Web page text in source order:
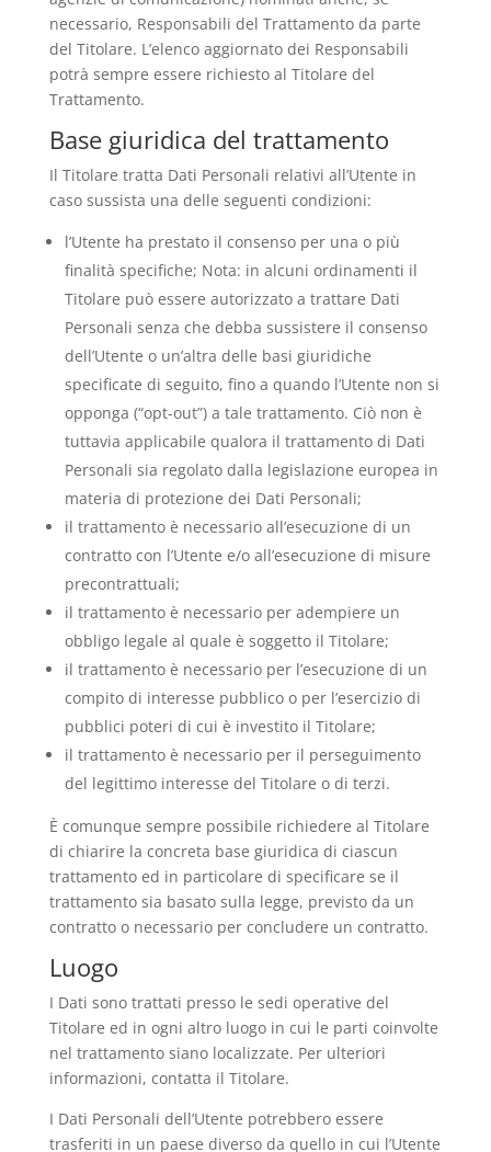
necessario, Responsabili del Trattamento da parte
del Titolare. L’elenco aggiornato dei Responsabili
potrà sempre essere richiesto al Titolare del
Trattamento.
Base giuridica del trattamento
Il Titolare tratta Dati Personali relativi all’Utente in
caso sussista una delle seguenti condizioni:
l’Utente ha prestato il consenso per una o più
finalità specifiche; Nota: in alcuni ordinamenti il
Titolare può essere autorizzato a trattare Dati
Personali senza che debba sussistere il consenso
dell’Utente o un’altra delle basi giuridiche
specificate di seguito, fino a quando l’Utente non si
opponga (“opt-out”) a tale trattamento. Ciò non è
tuttavia applicabile qualora il trattamento di Dati
Personali sia regolato dalla legislazione europea in
materia di protezione dei Dati Personali;
il trattamento è necessario all’esecuzione di un
contratto con l’Utente e/o all’esecuzione di misure
precontrattuali;
il trattamento è necessario per adempiere un
obbligo legale al quale è soggetto il Titolare;
il trattamento è necessario per l’esecuzione di un
compito di interesse pubblico o per l’esercizio di
pubblici poteri di cui è investito il Titolare;
il trattamento è necessario per il perseguimento
del legittimo interesse del Titolare o di terzi.
È comunque sempre possibile richiedere al Titolare
di chiarire la concreta base giuridica di ciascun
trattamento ed in particolare di specificare se il
trattamento sia basato sulla legge, previsto da un
contratto o necessario per concludere un contratto.
Luogo
I Dati sono trattati presso le sedi operative del
Titolare ed in ogni altro luogo in cui le parti coinvolte
nel trattamento siano localizzate. Per ulteriori
informazioni, contatta il Titolare.
I Dati Personali dell’Utente potrebbero essere
trasferiti in un paese diverso da quello in cui l’Utente